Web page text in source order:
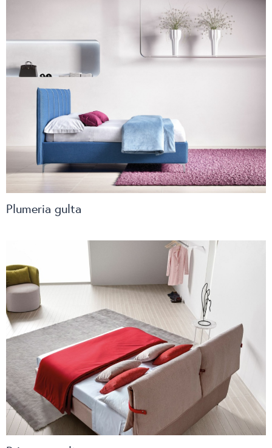
Plumeria gulta